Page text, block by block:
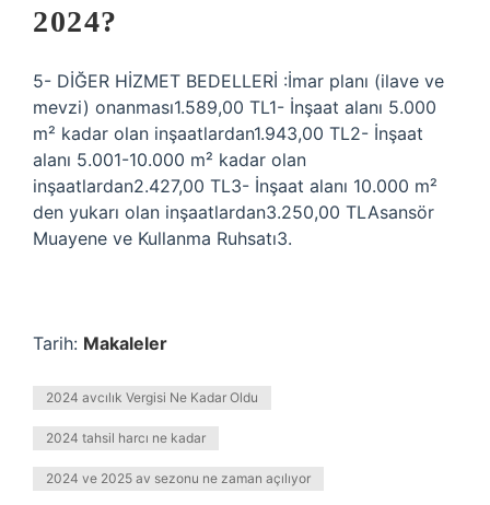
2024?
5- DİĞER HİZMET BEDELLERİ :İmar planı (ilave ve
mevzi) onanması1.589,00 TL1- İnşaat alanı 5.000
m² kadar olan inşaatlardan1.943,00 TL2- İnşaat
alanı 5.001-10.000 m² kadar olan
inşaatlardan2.427,00 TL3- İnşaat alanı 10.000 m²
den yukarı olan inşaatlardan3.250,00 TLAsansör
Muayene ve Kullanma Ruhsatı3.
Tarih: Makaleler
2024 avcılık Vergisi Ne Kadar Oldu
2024 tahsil harcı ne kadar
2024 ve 2025 av sezonu ne zaman açılıyor